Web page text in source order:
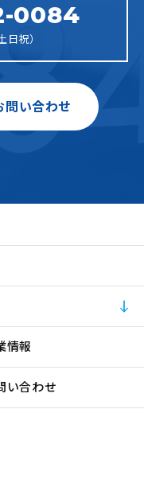
0084
祝）
い合わせ
情報
い合わせ